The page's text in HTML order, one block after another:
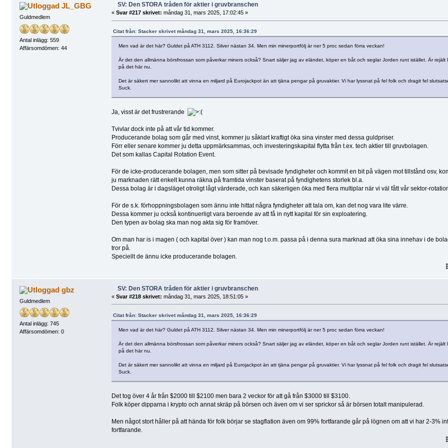
JL_GBG
Guldmedlem
Antal inlägg: 559
Affärsomdömen: 44
SV: Den STORA tråden för aktier i gruvbranschen
« Svar #217 skrivet: måndag 31, mars 2025, 17:02:45 »
Citat från: Stacker skrivet måndag 31, mars 2025, 16:36:29
Men vad är det här? Guldet på ATH 3112. Silver nästan 34. Men min minerportfölj är ner 5 proc sedan förra veckan!
Är det den allmänna börsfrossan som påverkar miners också? Snart säljer jag av eländet, köper en båt och seglar Jorden runt istället. Är rejält
på det här nu.
Det är säkert mer sannolikt att vinna en miljard på Eurojackpot än att tjäna pengar på gruvaktier. Vi har lyssnat på fel folk och dragit fel
Suck.
Ja, visst är det frustrerande
Tvivlar dock inte på att vår tid kommer.
Producerande bolag som går med vinst, kommer ju såklart kraftigt öka sina vinster med dessa guldpriser.
Förr eller senare kommer ju detta uppmärksammas, och investeringskapital flytta från t.ex. tech aktier till gruvbolagen.
Det som kallas Capital Rotation Event.
För de icke-producerande bolagen, men som sitter på bevisade fyndigheter och kommit en bit på vägen mot tillstånd osv,
ju marknaden rätt enkelt kunna räkna på framtida vinster baserat på fyndighetens storlek bl.a.
Dessa bolag är i dagsläget otroligt lågt värderade, och kan säkerligen öka med flera multiplar när vi väl fått vår sektor-
För de s.k. förhoppningsbolagen som ännu inte hittat några fyndigheter att tala om, kan det nog vara lite värre.
Dessa kommer ju också kontinuerligt vara beroende av att få in nytt kapital för sin exploatering.
Den typen av bolag ska man nog akta sig för framöver.
Om man har is i magen ( och kapital över ) kan man nog t.o.m. passa på i denna sura marknad att öka sina innehav i de
tror på.
Speciellt de ännu icke producerande bolagen.
gbz
Guldmedlem
Antal inlägg: 745
Affärsomdömen: 0
SV: Den STORA tråden för aktier i gruvbranschen
« Svar #218 skrivet: måndag 31, mars 2025, 18:51:05 »
Citat från: Stacker skrivet måndag 31, mars 2025, 16:36:29
Men vad är det här? Guldet på ATH 3112. Silver nästan 34. Men min minerportfölj är ner 5 proc sedan förra veckan!
Är det den allmänna börsfrossan som påverkar miners också? Snart säljer jag av eländet, köper en båt och seglar Jorden runt istället. Är rejält
på det här nu.
Det är säkert mer sannolikt att vinna en miljard på Eurojackpot än att tjäna pengar på gruvaktier. Vi har lyssnat på fel folk och dragit fel
Suck.
Det tog över 4 år från $2000 till $2100 men bara 2 veckor för att gå från $3000 till $3100.
Folk köper dipparna i krypto och annat skräp på börsen och även om vi ser sprickor så är börsen totalt manipulerad.
Men något stort håller på att hända för folk börjar se stagflation även om 99% fortfarande går på lögnen om att vi har 2-3%
fortfarande.